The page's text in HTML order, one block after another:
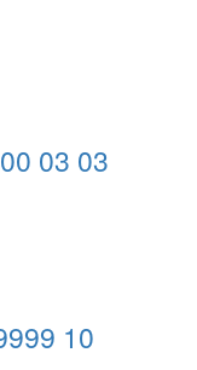
03 03
10